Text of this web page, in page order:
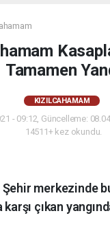
Tamamen
KIZILCAHAMAM
- 09:12, Güncelleme:
14511+ kez okundu.
Şehir merkezinde
karşı çıkan